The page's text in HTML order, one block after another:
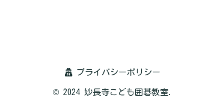
プライバシーポリシー
© 2024 妙長寺こども囲碁教室.